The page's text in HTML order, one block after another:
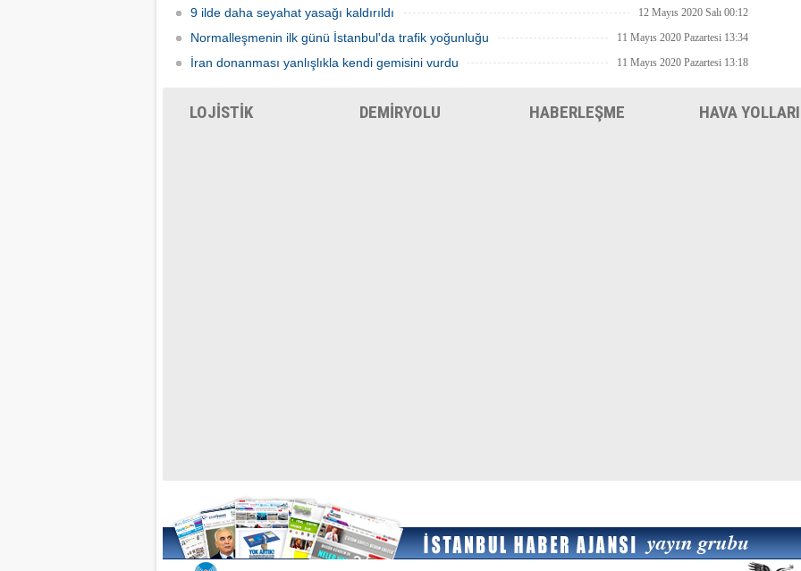
9 ilde daha seyahat yasağı kaldırıldı 12 Mayıs 2020 Salı 00:12
Normalleşmenin ilk günü İstanbul'da trafik yoğunluğu 11 Mayıs 2020 Pazartesi 13:34
İran donanması yanlışlıkla kendi gemisini vurdu 11 Mayıs 2020 Pazartesi 13:18
LOJİSTİK DEMİRYOLU HABERLEŞME HAVA YOLLARI